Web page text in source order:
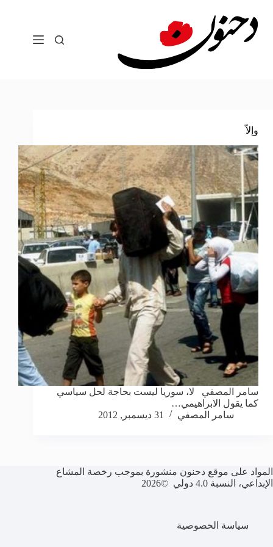
المحتوى
وإلاّ
سامر المصفي لا، سوريا ليست بحاجة لحل سياسي
كما يقول الابراهيمي…
سامر المصفي
31 ديسمبر, 2012
المواد على موقع دحنون منشورة بموجب رخصة المشاع
الإبداعي، النسبة 4.0 دولي ©2026
سياسة الخصوصية